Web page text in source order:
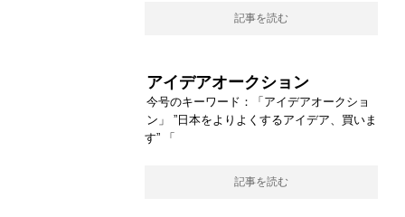
記事を読む
アイデアオークション
今号のキーワード：「アイデアオークショ
ン」 ”日本をよりよくするアイデア、買いま
す” 「
記事を読む